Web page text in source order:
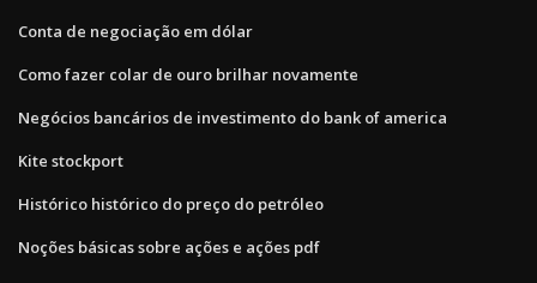
Conta de negociação em dólar
Como fazer colar de ouro brilhar novamente
Negócios bancários de investimento do bank of america
Kite stockport
Histórico histórico do preço do petróleo
Noções básicas sobre ações e ações pdf